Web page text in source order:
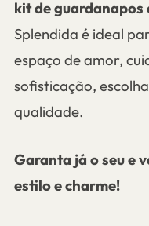
kit de guardanapos
Splendida é ideal
espaço de amor,
sofisticação,
qualidade.
Garanta já o seu e
estilo e charme!